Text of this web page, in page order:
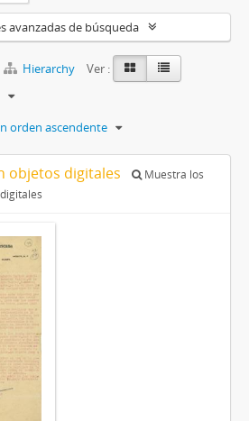
avanzadas de búsqueda
Hierarchy
Ver :
orden ascendente
objetos digitales
Muestra los